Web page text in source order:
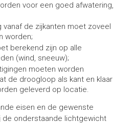
worden;
(wind, sneeuw);
de droogloop als kant en klaar
geleverd op locatie.
eisen en de gewenste
de onderstaande lichtgewicht